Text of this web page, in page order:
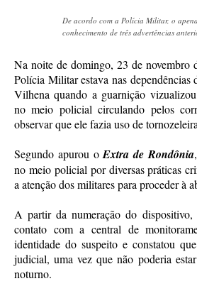
De acordo com a Polícia Militar, o
conhecimento de três advertências
Na noite de domingo, 23 de novembro
Polícia Militar estava nas
Vilhena quando a guarnição
no meio policial circulando pelos
observar que ele fazia uso de
Segundo apurou oExtra de Rondônia
no meio policial por diversas práticas
a atenção dos militares para proceder à
A partir da numeração do
contato com a central de
identidade do suspeito e constatou
judicial, uma vez que não poderia
noturno.